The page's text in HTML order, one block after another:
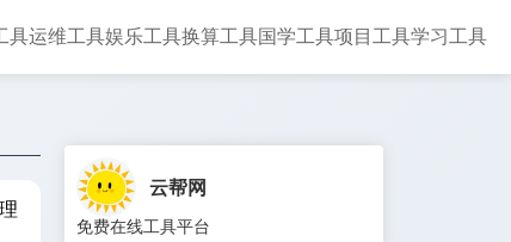
具运维工具娱乐工具换算工具国学工具项目工具学习工具
云帮网
免费在线工具平台